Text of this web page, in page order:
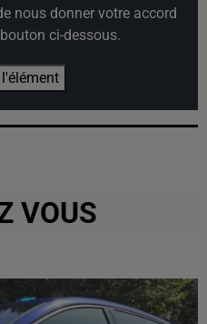
nous donner votre accord
ci-dessous.
VOUS